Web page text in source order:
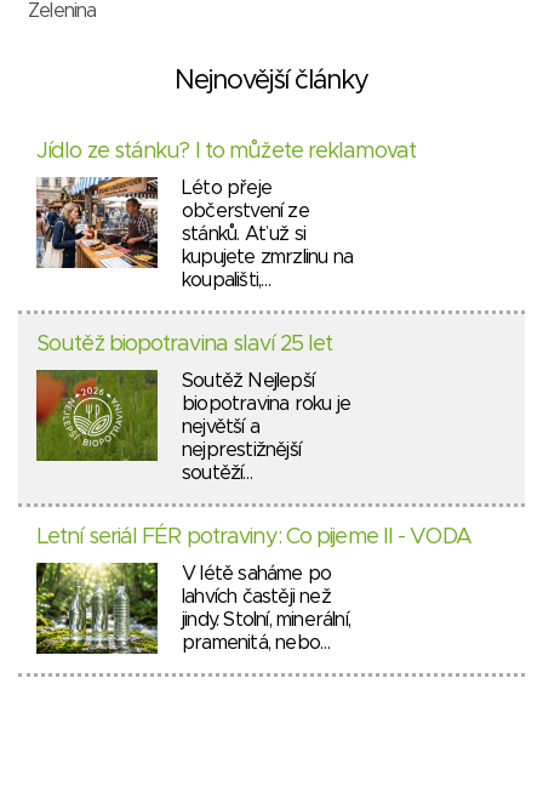
Zelenina
Nejnovější články
Jídlo ze stánku? I to můžete reklamovat
Léto přeje
občerstvení ze
stánků. Ať už si
kupujete zmrzlinu na
koupališti,…
Soutěž biopotravina slaví 25 let
Soutěž Nejlepší
biopotravina roku je
největší a
nejprestižnější
soutěží…
Letní seriál FÉR potraviny: Co pijeme II - VODA
V létě saháme po
lahvích častěji než
jindy. Stolní, minerální,
pramenitá, nebo…